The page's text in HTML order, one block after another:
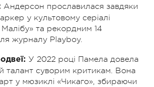
Андерсон прославилася завдяки
у культовому серіалі
та рекордним 14
журналу Playboy.
У 2022 році Памела довела
талант суворим критикам. Вона
у мюзиклі «Чикаго», збираючи